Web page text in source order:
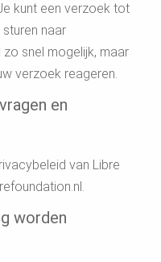
kunt een verzoek tot
naar
zo snel mogelijk, maar
verzoek reageren.
en
van Libre
worden